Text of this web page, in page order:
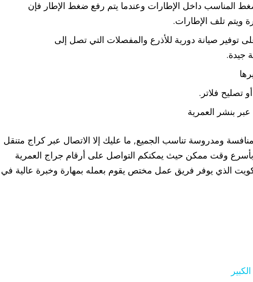
المناسب داخل الإطارات وعندما يتم رفع ضغط الإطار فإن
ويتم تلف الإطارات.
توفير صيانة دورية للأذرع والمفصلات التي تصل إلى
جيدة.
تصليح فلاتر.
بنشر العمرية
ومدروسة تناسب الجميع, ما عليك إلا الاتصال عبر كراج متنقل
بأسرع وقت ممكن حيث يمكنكم التواصل على أرقام جراج العمرية
الذي يوفر فريق عمل مختص يقوم بعمله بمهارة وخبرة عالية في